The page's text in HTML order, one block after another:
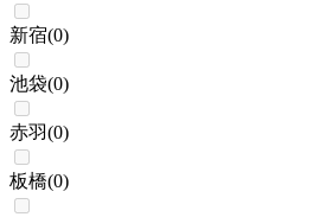
新宿(0)
池袋(0)
赤羽(0)
板橋(0)